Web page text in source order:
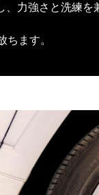
、力強さと洗練を
ます。​